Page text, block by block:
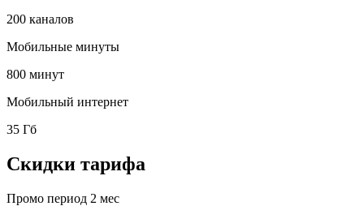
200 каналов
Мобильные минуты
800 минут
Мобильный интернет
35 Гб
Скидки тарифа
Промо период 2 мес